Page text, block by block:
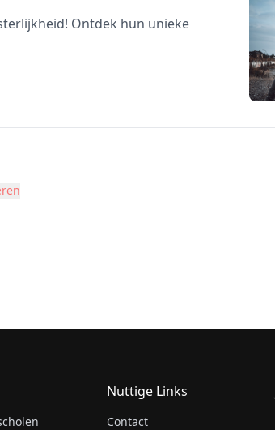
Ontdek hun unieke
Nuttige Links
Contact